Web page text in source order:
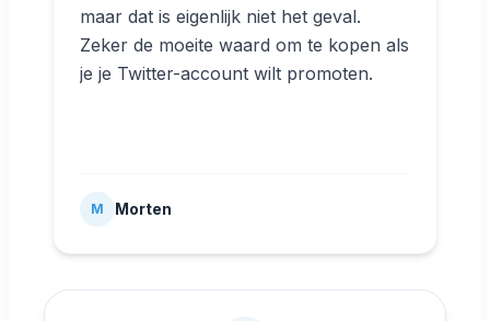
maar dat is eigenlijk niet het geval.
Zeker de moeite waard om te kopen als
je je Twitter-account wilt promoten.
M Morten